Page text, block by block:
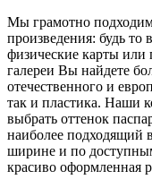
Мы грамотно
произведения: будь
физические карты или
галереи Вы найдете
отечественного и
так и пластика. Наши
выбрать оттенок
наиболее подходящий
ширине и по
красиво оформленная